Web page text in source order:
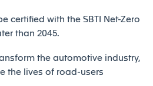
certified with the SBTI Net-Zero
than 2045.
the automotive industry,
the lives of road-users